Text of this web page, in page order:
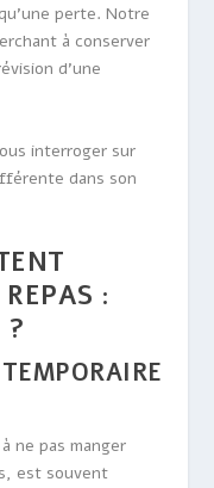
perte. Notre
à conserver
d’une
interroger sur
dans son
:
?
ne pas manger
est souvent